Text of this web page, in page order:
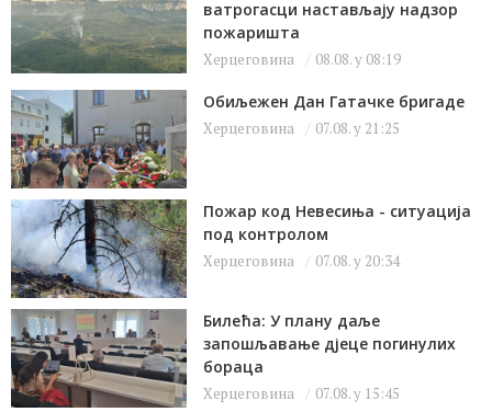
ватрогасци настављају надзор
пожаришта
Херцеговина 08.08. у 08:19
Обиљежен Дан Гатачке бригаде
Херцеговина 07.08. у 21:25
Пожар код Невесиња - ситуација
под контролом
Херцеговина 07.08. у 20:34
Билећа: У плану даље
запошљавање дјеце погинулих
бораца
Херцеговина 07.08. у 15:45